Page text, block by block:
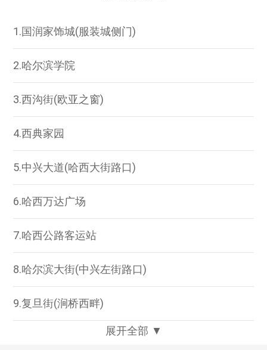
1.国润家饰城(服装城侧门)
2.哈尔滨学院
3.西沟街(欧亚之窗)
4.西典家园
5.中兴大道(哈西大街路口)
6.哈西万达广场
7.哈西公路客运站
8.哈尔滨大街(中兴左街路口)
9.复旦街(涧桥西畔)
展开全部 ▼